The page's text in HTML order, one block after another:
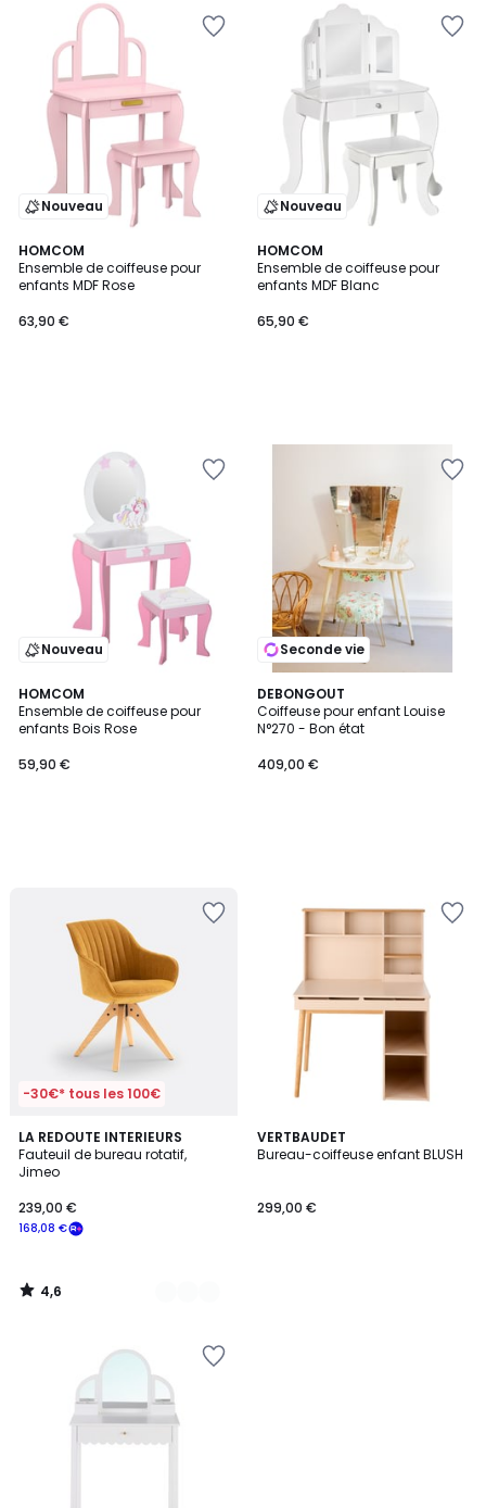
Nouveau
HOMCOM
Ensemble de coiffeuse pour
enfants MDF Rose
63,90 €
Nouveau
HOMCOM
Ensemble de coiffeuse pour
enfants MDF Blanc
65,90 €
Nouveau
HOMCOM
Ensemble de coiffeuse pour
enfants Bois Rose
59,90 €
Seconde vie
DEBONGOUT
Coiffeuse pour enfant Louise
N°270 - Bon état
409,00 €
-30€* tous les 100€
LA REDOUTE INTERIEURS
Fauteuil de bureau rotatif,
Jimeo
168,08 €
239,00 €
4,6
/ 5
3
Couleurs
4,6
/
VERTBAUDET
Bureau-coiffeuse enfant BLUSH
299,00 €